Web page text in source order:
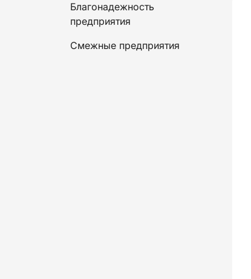
Благонадежность
предприятия
Смежные предприятия